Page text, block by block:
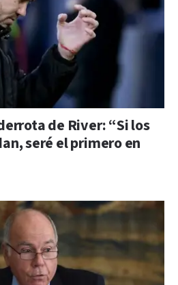
de River: “Si los
seré el primero en